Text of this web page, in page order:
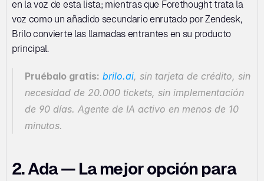
en la voz de esta lista; mientras que Forethought trata la
voz como un añadido secundario enrutado por Zendesk,
Brilo convierte las llamadas entrantes en su producto
principal.
Pruébalo gratis: brilo.ai, sin tarjeta de crédito, sin
necesidad de 20.000 tickets, sin implementación
de 90 días. Agente de IA activo en menos de 10
minutos.
2. Ada — La mejor opción para